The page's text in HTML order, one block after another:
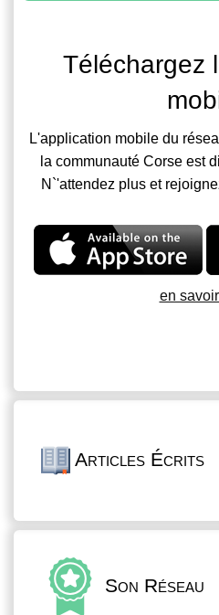
Téléchargez
L'application mobile du
la communauté Corse est
N`'attendez plus et
en
Articles Écrits
Son Réseau